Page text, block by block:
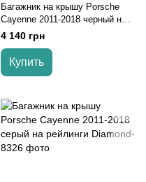
Багажник на крышу Porsche
Cayenne 2011-2018 черный на
рейлинги
4 140 грн
Купить